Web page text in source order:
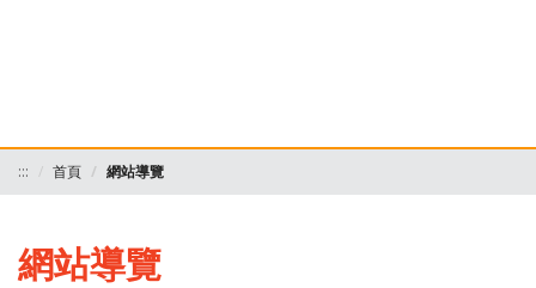
::: 首頁 網站導覽
網站導覽